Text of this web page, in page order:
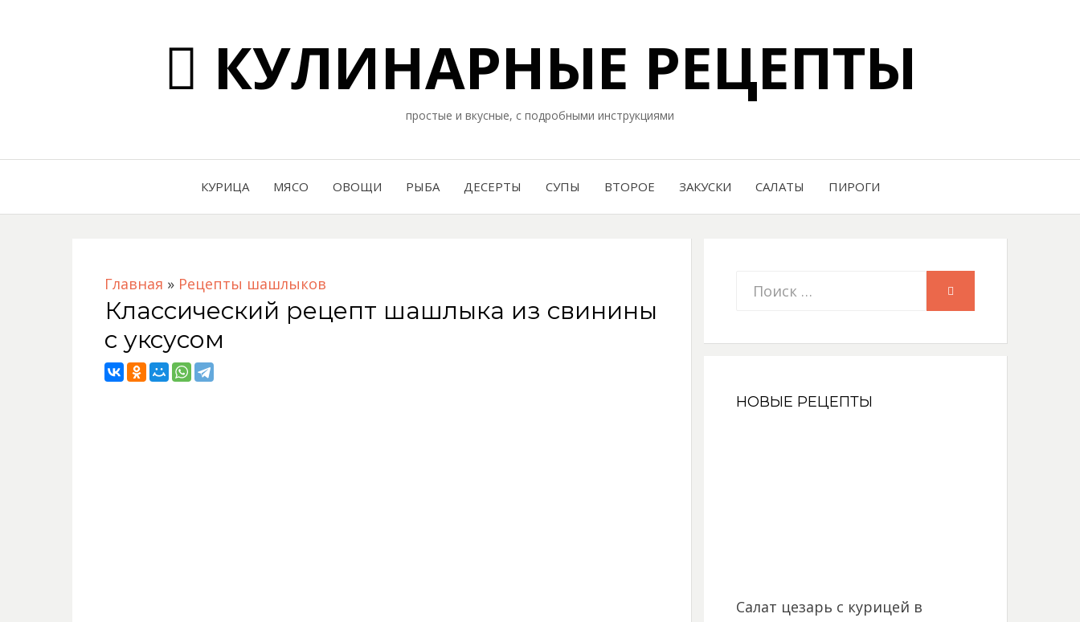
КУЛИНАРНЫЕ РЕЦЕПТЫ
простые и вкусные, с подробными инструкциями
КУРИЦА МЯСО ОВОЩИ РЫБА ДЕСЕРТЫ СУПЫ ВТОРОЕ ЗАКУСКИ САЛАТЫ ПИРОГИ
Главная » Рецепты шашлыков
Классический рецепт шашлыка из свинины
с уксусом
Искать:
НОВЫЕ РЕЦЕПТЫ
Салат цезарь с курицей в